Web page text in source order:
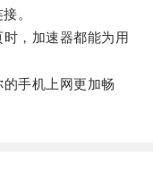
。
，加速器都能为用
手机上网更加畅